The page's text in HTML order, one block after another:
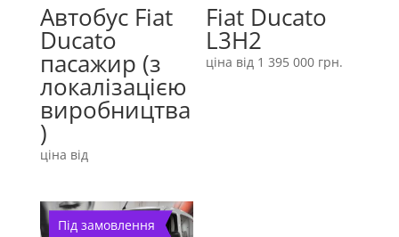
Автобус Fiat
Ducato
пасажир (з
локалізацією
виробництва
)
ціна від
Fiat Ducato
L3H2
ціна від 1 395 000 грн.
Під замовлення